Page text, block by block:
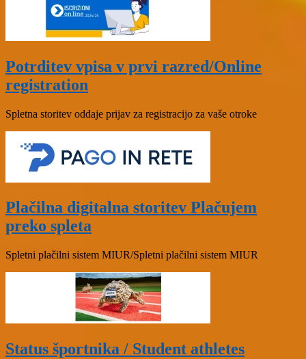
Potrditev vpisa v prvi razred/Online
registration
Spletna storitev oddaje prijav za registracijo za vaše otroke
Plačilna digitalna storitev Plačujem
preko spleta
Spletni plačilni sistem MIUR/Spletni plačilni sistem MIUR
Status športnika / Student athletes